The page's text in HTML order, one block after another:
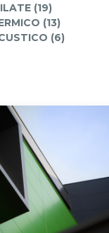
(19)
(13)
(6)